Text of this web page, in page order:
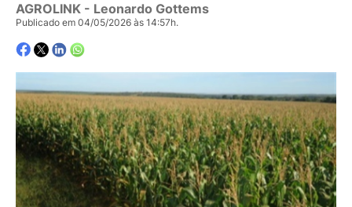
AGROLINK - Leonardo Gottems
Publicado em 04/05/2026 às 14:57h.